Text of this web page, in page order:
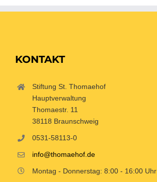
KONTAKT
Stiftung St. Thomaehof
Hauptverwaltung
Thomaestr. 11
38118 Braunschweig
0531-58113-0
info@thomaehof.de
Montag - Donnerstag: 8:00 - 16:00 Uhr